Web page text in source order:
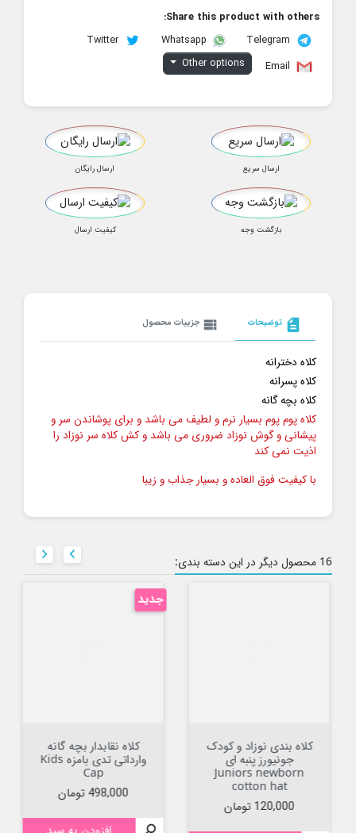
Share this product with others:
Telegram
Whatsapp
Twitter
Email
Other options
ارسال سریع ارسال رایگان
بازگشت وجه کیفیت ارسال
description توضیحات view_list جزییات محصول
کلاه دخترانه
کلاه پسرانه
کلاه بچه گانه
کلاه پوم پوم بسیار نرم و لطیف می باشد و برای پوشاندن سر و
پیشانی و گوش نوزاد ضروری می باشد و کش کلاه سر نوزاد را
اذیت نمی کند
با کیفیت فوق العاده و بسیار جذاب و زیبا
16 محصول دیگر در این دسته بندی: 
کلاه بندی نوزاد و کودک
جونیورز پنبه ای
Juniors newborn
cotton hat
قیمت
120,000 تومان
کلاه نقابدار بچه گانه
وارداتی تدی بامزه Kids
Cap
قیمت
498,000 تومان
جدید
